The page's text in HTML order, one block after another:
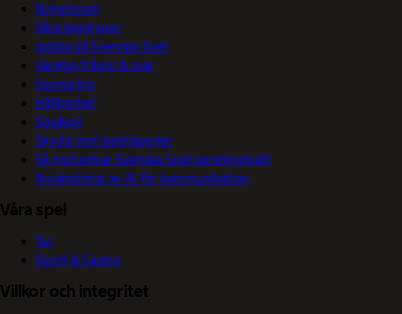
Nyhetsrum
Våra logotyper
Jobba på Svenska Spel
Vanliga frågor & svar
Sponsring
Hållbarhet
Spelkoll
Skydd mot bedrägerier
Så motverkar Svenska Spel penningtvätt
Användning av AI för kommunikation
Våra spel
Tur
Sport & Casino
Villkor och integritet